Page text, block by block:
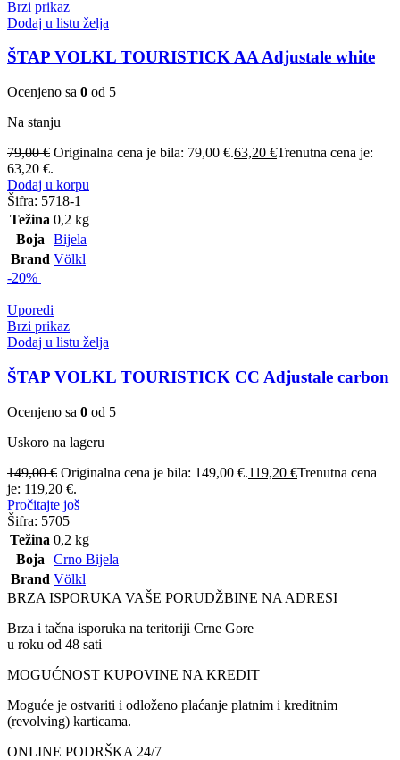
Brzi prikaz
Dodaj u listu želja
ŠTAP VOLKL TOURISTICK AA Adjustale white
Ocenjeno sa 0 od 5
Na stanju
79,00€ Originalna cena je bila: 79,00 €.63,20 €Trenutna cena je:
63,20 €.
Dodaj u korpu
Šifra: 5718-1
Težina 0,2 kg
Boja
Bijela
Brand Völkl
-20%
Uporedi
Brzi prikaz
Dodaj u listu želja
ŠTAP VOLKL TOURISTICK CC Adjustale carbon
Ocenjeno sa 0 od 5
Uskoro na lageru
149,00€ Originalna cena je bila: 149,00 €.119,20 €Trenutna cena
je: 119,20 €.
Pročitajte još
Šifra: 5705
Težina 0,2 kg
Boja
Crno Bijela
Brand Völkl
BRZA ISPORUKA VAŠE PORUDŽBINE NA ADRESI
Brza i tačna isporuka na teritoriji Crne Gore
u roku od 48 sati
MOGUĆNOST KUPOVINE NA KREDIT
Moguće je ostvariti i odloženo plaćanje platnim i kreditnim
(revolving) karticama.
ONLINE PODRŠKA 24/7